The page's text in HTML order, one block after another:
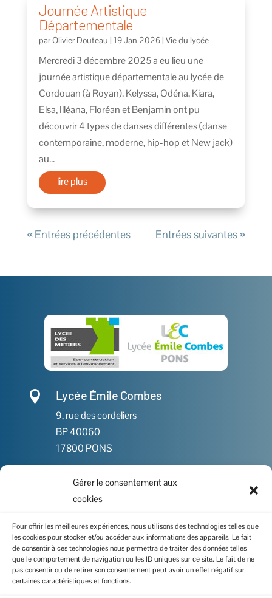
Gérer le consentement aux
cookies
Pour offrir les meilleures expériences, nous utilisons des technologies telles que
les cookies pour stocker et/ou accéder aux informations des appareils. Le fait
de consentir à ces technologies nous permettra de traiter des données telles
que le comportement de navigation ou les ID uniques sur ce site. Le fait de ne
pas consentir ou de retirer son consentement peut avoir un effet négatif sur
certaines caractéristiques et fonctions.
Journée Artistique
Départementale
parOlivier Douteau | 19 Jan 2026| Vie du lycée
Mercredi 3 décembre 2025 a eu lieu une
journée artistique départementale au lycée de
Cordouan (à Royan). Kelyssa, Odéna, Kiara,
Elsa, Illéana, Floréan et Benjamin ont pu
découvrir 4 types de danses différentes (danse
contemporaine, moderne, hip-hop et New jack)
au...
lire plus
« Entrées précédentes Entrées suivantes »
 Lycée Émile Combes
9, rue des cordeliers
BP 40060
17800 PONS
05 46 91 86 00
I Politique de cookies